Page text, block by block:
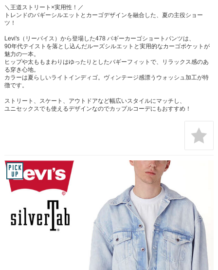
＼王道ストリート×実用性！／
トレンドのバギーシルエットとカーゴデザインを融合した、夏の主役ショー
ツ！
Levi's（リーバイス）から登場した478 バギーカーゴショートパンツは、
90年代テイストを落とし込んだルーズシルエットと実用的なカーゴポケットが
魅力の一本。
ヒップや太ももまわりはゆったりとしたバギーフィットで、リラックス感のあ
る穿き心地。
カラーは夏らしいライトインディゴ。ヴィンテージ感漂うウォッシュ加工が特
徴です。
ストリート、スケート、アウトドアなど幅広いスタイルにマッチし、
ユニセックスでも使えるデザインなのでカップルコーデにもおすすめ！